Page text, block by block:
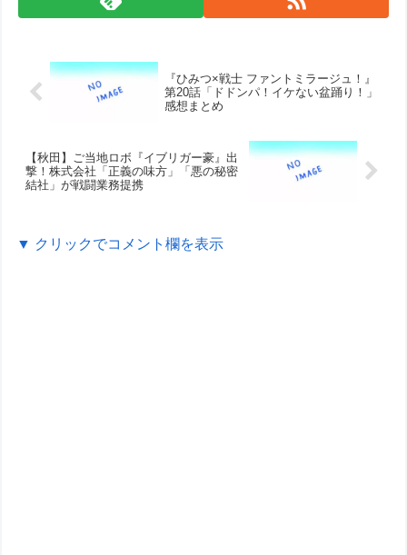
『ひみつ×戦士 ファントミラージュ！』
第20話「ドドンパ！イケない盆踊り！」
感想まとめ
【秋田】ご当地ロボ『イブリガー豪』出
撃！株式会社「正義の味方」「悪の秘密
結社」が戦闘業務提携
▼ クリックでコメント欄を表示